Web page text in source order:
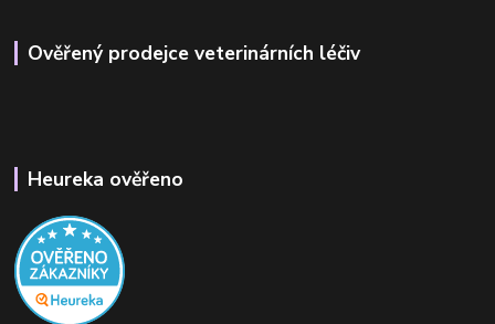
Ověřený prodejce veterinárních léčiv
Heureka ověřeno